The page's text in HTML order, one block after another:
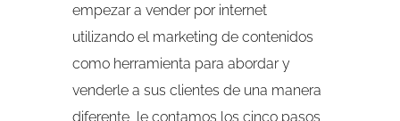
empezar a vender por internet
utilizando el marketing de contenidos
como herramienta para abordar y
venderle a sus clientes de una manera
diferente, le contamos los cinco pasos